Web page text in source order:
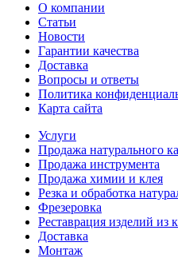
О компании
Статьи
Новости
Гарантии качества
Доставка
Вопросы и ответы
Политика
Карта сайта
Услуги
Продажа натурального
Продажа инструмента
Продажа химии и клея
Резка и обработка
Фрезеровка
Реставрация изделий из
Доставка
Монтаж